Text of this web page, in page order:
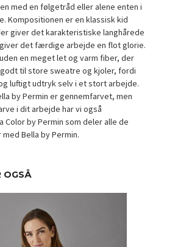
med en følgetråd eller alene enten i
Kompositionen er en klassisk kid
giver det karakteristiske langhårede
det færdige arbejde en flot glorie.
en meget let og varm fiber, der
til store sweatre og kjoler, fordi
luftigt udtryk selv i et stort arbejde.
by Permin er gennemfarvet, men
i dit arbejde har vi også
Color by Permin som deler alle de
Bella by Permin.
OGSÅ